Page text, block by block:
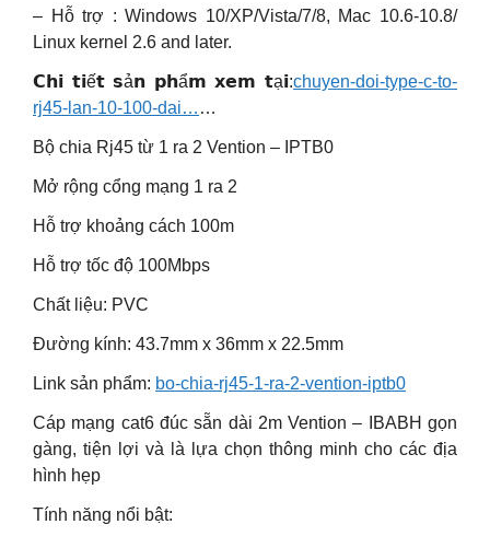
– Hỗ trợ : Windows 10/XP/Vista/7/8, Mac 10.6-10.8/
Linux kernel 2.6 and later.
𝗖𝗵𝗶 𝘁𝗶ế𝘁 𝘀ả𝗻 𝗽𝗵ẩ𝗺 𝘅𝗲𝗺 𝘁ạ𝗶:chuyen-doi-type-c-to-
rj45-lan-10-100-dai… …
Bộ chia Rj45 từ 1 ra 2 Vention – IPTB0
Mở rộng cổng mạng 1 ra 2
Hỗ trợ khoảng cách 100m
Hỗ trợ tốc độ 100Mbps
Chất liệu: PVC
Đường kính: 43.7mm x 36mm x 22.5mm
Link sản phẩm: bo-chia-rj45-1-ra-2-vention-iptb0
Cáp mạng cat6 đúc sẵn dài 2m Vention – IBABH gọn
gàng, tiện lợi và là lựa chọn thông minh cho các địa
hình hẹp
Tính năng nổi bật: